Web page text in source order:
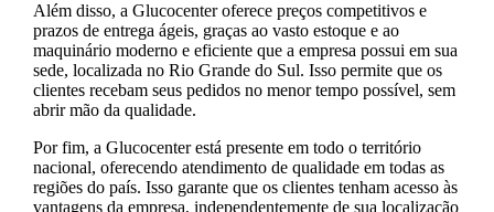
Além disso, a Glucocenter oferece preços competitivos e
prazos de entrega ágeis, graças ao vasto estoque e ao
maquinário moderno e eficiente que a empresa possui em sua
sede, localizada no Rio Grande do Sul. Isso permite que os
clientes recebam seus pedidos no menor tempo possível, sem
abrir mão da qualidade.
Por fim, a Glucocenter está presente em todo o território
nacional, oferecendo atendimento de qualidade em todas as
regiões do país. Isso garante que os clientes tenham acesso às
vantagens da empresa, independentemente de sua localização